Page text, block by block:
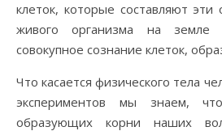
клеток, которые составляют эти
живого организма на
совокупное сознание клеток,
Что касается физического тела
экспериментов мы знаем,
образующих корни наших